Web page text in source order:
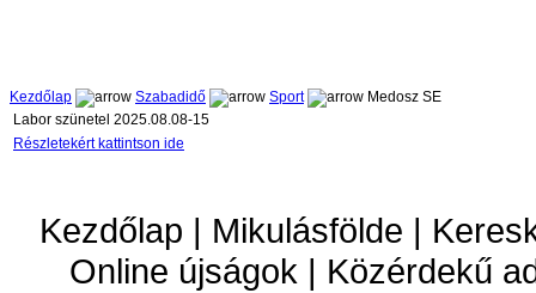
Kezdőlap Szabadidő Sport
Medosz SE
Labor szünetel 2025.08.08-15
Részletekért kattintson ide
Kezdőlap | Mikulásfölde |
Online újságok | Közérdekű